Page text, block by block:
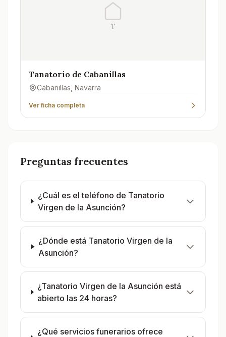
T
Tanatorio de Cabanillas
Cabanillas , Navarra
Ver ficha completa
Preguntas frecuentes
¿Cuál es el teléfono de Tanatorio
Virgen de la Asunción?
¿Dónde está Tanatorio Virgen de la
Asunción?
¿Tanatorio Virgen de la Asunción está
abierto las 24 horas?
¿Qué servicios funerarios ofrece